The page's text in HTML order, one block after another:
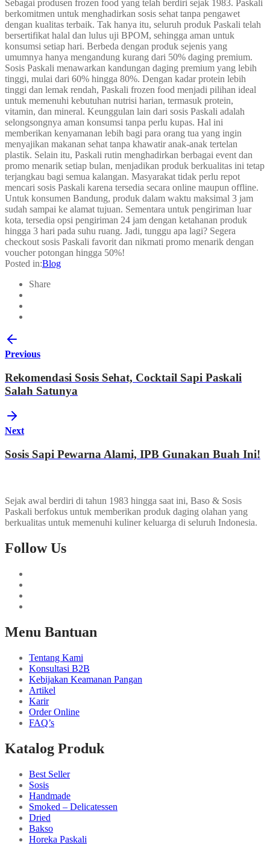
Sebagai produsen frozen food yang telah berdiri sejak 1983. Paskali
berkomitmen untuk menghadirkan sosis sehat tanpa pengawet
dengan kualitas terbaik. Tak hanya itu, seluruh produk Paskali telah
bersertifikat halal dan lulus uji BPOM, sehingga aman untuk
konsumsi setiap hari. Berbeda dengan produk sejenis yang
umumnya hanya mengandung kurang dari 50% daging premium.
Sosis Paskali menawarkan kandungan daging premium yang lebih
tinggi, mulai dari 60% hingga 80%. Dengan kadar protein lebih
tinggi dan lemak rendah, Paskali frozen food menjadi pilihan ideal
untuk memenuhi kebutuhan nutrisi harian, termasuk protein,
vitamin, dan mineral. Keunggulan lain dari sosis Paskali adalah
selongsongnya aman konsumsi tanpa perlu kupas. Hal ini
memberikan kenyamanan lebih bagi para orang tua yang ingin
menyajikan makanan sehat tanpa khawatir anak-anak tertelan
plastik. Selain itu, Paskali rutin menghadirkan berbagai event dan
promo menarik setiap bulan, menjadikan produk berkualitas ini tetap
terjangkau bagi semua kalangan. Masyarakat tidak perlu repot
mencari sosis Paskali karena tersedia secara online maupun offline.
Untuk konsumen Bandung, produk dalam waktu maksimal 3 jam
sudah sampai ke alamat tujuan. Sementara untuk pengiriman luar
kota, tersedia opsi pengiriman 24 jam dengan ketahanan produk
hingga 3 hari pada suhu ruang. Jadi, tunggu apa lagi? Segera
checkout sosis Paskali favorit dan nikmati promo menarik dengan
voucher potongan hingga 50%!
Posted in:Blog
Share
Previous
Rekomendasi Sosis Sehat, Cocktail Sapi Paskali
Salah Satunya
Next
Sosis Sapi Pewarna Alami, IPB Gunakan Buah Ini!
Sejak awal berdiri di tahun 1983 hingga saat ini, Baso & Sosis
Paskali berfokus untuk memberikan produk daging olahan yang
berkualitas untuk memenuhi kuliner keluarga di seluruh Indonesia.
Follow Us
Menu Bantuan
Tentang Kami
Konsultasi B2B
Kebijakan Keamanan Pangan
Artikel
Karir
Order Online
FAQ’s
Katalog Produk
Best Seller
Sosis
Handmade
Smoked – Delicatessen
Dried
Bakso
Horeka Paskali